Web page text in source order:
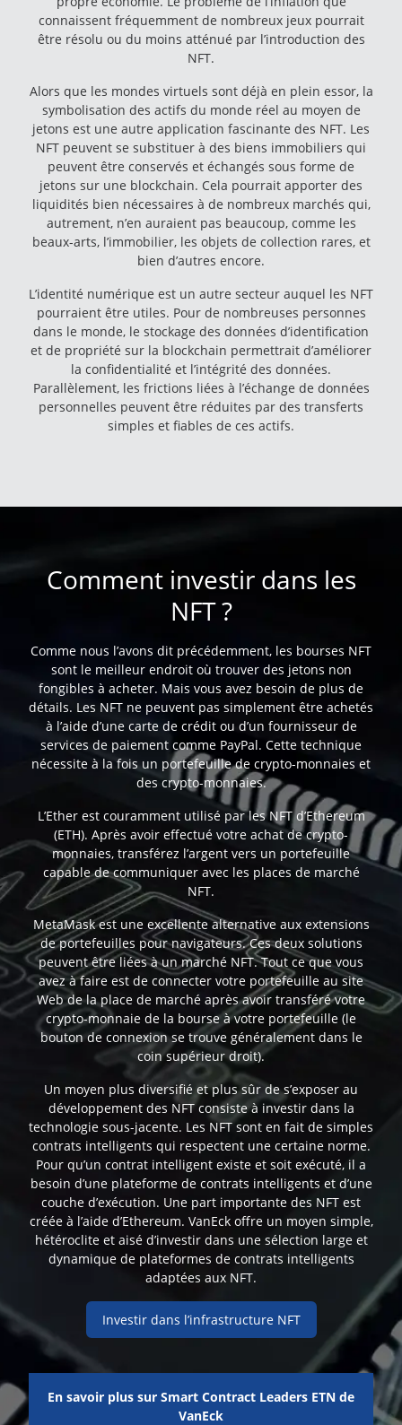
connaissent fréquemment de nombreux jeux pourrait
être résolu ou du moins atténué par l’introduction des
NFT.
Alors que les mondes virtuels sont déjà en plein essor, la
symbolisation des actifs du monde réel au moyen de
jetons est une autre application fascinante des NFT. Les
NFT peuvent se substituer à des biens immobiliers qui
peuvent être conservés et échangés sous forme de
jetons sur une blockchain. Cela pourrait apporter des
liquidités bien nécessaires à de nombreux marchés qui,
autrement, n’en auraient pas beaucoup, comme les
beaux-arts, l’immobilier, les objets de collection rares, et
bien d’autres encore.
L’identité numérique est un autre secteur auquel les NFT
pourraient être utiles. Pour de nombreuses personnes
dans le monde, le stockage des données d’identification
et de propriété sur la blockchain permettrait d’améliorer
la confidentialité et l’intégrité des données.
Parallèlement, les frictions liées à l’échange de données
personnelles peuvent être réduites par des transferts
simples et fiables de ces actifs.
Comment investir dans les
NFT ?
Comme nous l’avons dit précédemment, les bourses NFT
sont le meilleur endroit où trouver des jetons non
fongibles à acheter. Mais vous avez besoin de plus de
détails. Les NFT ne peuvent pas simplement être achetés
à l’aide d’une carte de crédit ou d’un fournisseur de
services de paiement comme PayPal. Cette technique
nécessite à la fois un portefeuille de crypto-monnaies et
des crypto-monnaies.
L’Ether est couramment utilisé par les NFT d’Ethereum
(ETH). Après avoir effectué votre achat de crypto-
monnaies, transférez l’argent vers un portefeuille
capable de communiquer avec les places de marché
NFT.
MetaMask est une excellente alternative aux extensions
de portefeuilles pour navigateurs. Ces deux solutions
peuvent être liées à un marché NFT. Tout ce que vous
avez à faire est de connecter votre portefeuille au site
Web de la place de marché après avoir transféré votre
crypto-monnaie de la bourse à votre portefeuille (le
bouton de connexion se trouve généralement dans le
coin supérieur droit).
Un moyen plus diversifié et plus sûr de s’exposer au
développement des NFT consiste à investir dans la
technologie sous-jacente. Les NFT sont en fait de simples
contrats intelligents qui respectent une certaine norme.
Pour qu’un contrat intelligent existe et soit exécuté, il a
besoin d’une plateforme de contrats intelligents et d’une
couche d’exécution. Une part importante des NFT est
créée à l’aide d’Ethereum. VanEck offre un moyen simple,
hétéroclite et aisé d’investir dans une sélection large et
dynamique de plateformes de contrats intelligents
adaptées aux NFT.
Investir dans l’infrastructure NFT
En savoir plus sur Smart Contract Leaders ETN de
VanEck